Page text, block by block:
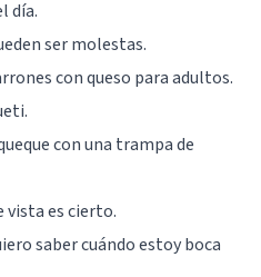
día.
ser molestas.
con queso para adultos.
con una trampa de
vista es cierto.
saber cuándo estoy boca